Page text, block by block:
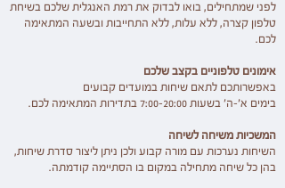
לפני שמתחילים, בואו לבדוק את רמת האנגלית שלכם בשיחת
טלפון קצרה, ללא עלות, ללא התחייבות ובשעה המתאימה
לכם.
אימונים טלפוניים בקצב שלכם
באפשרותכם לתאם שיחות במועדים קבועים
בימים א'-ה' בשעות 7:00-20:00 בתדירות המתאימה לכם.
המשכיות משיחה לשיחה
השיחות נערכות עם מורה קבוע ולכן ניתן ליצור סדרת שיחות,
בהן כל שיחה מתחילה במקום בו הסתיימה קודמתה.